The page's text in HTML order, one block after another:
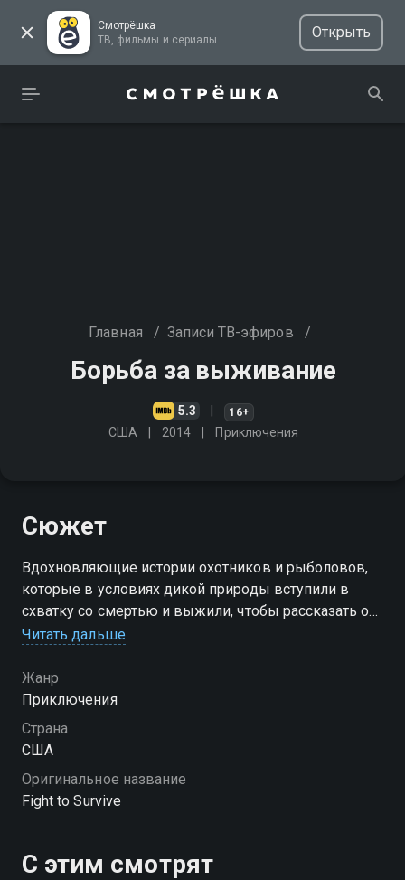
Смотрёшка
ТВ, фильмы и сериалы
Открыть
Главная / Записи ТВ-эфиров /
Борьба за выживание
5.3 16+
США 2014 Приключения
Сюжет
Вдохновляющие истории охотников и рыболовов,
которые в условиях дикой природы вступили в
схватку со смертью и выжили, чтобы рассказать об
этом. Напоминание о том, что вера, решимость и
выживание
Читать дальше
Жанр
Приключения
Страна
США
Оригинальное название
Fight to Survive
С этим смотрят